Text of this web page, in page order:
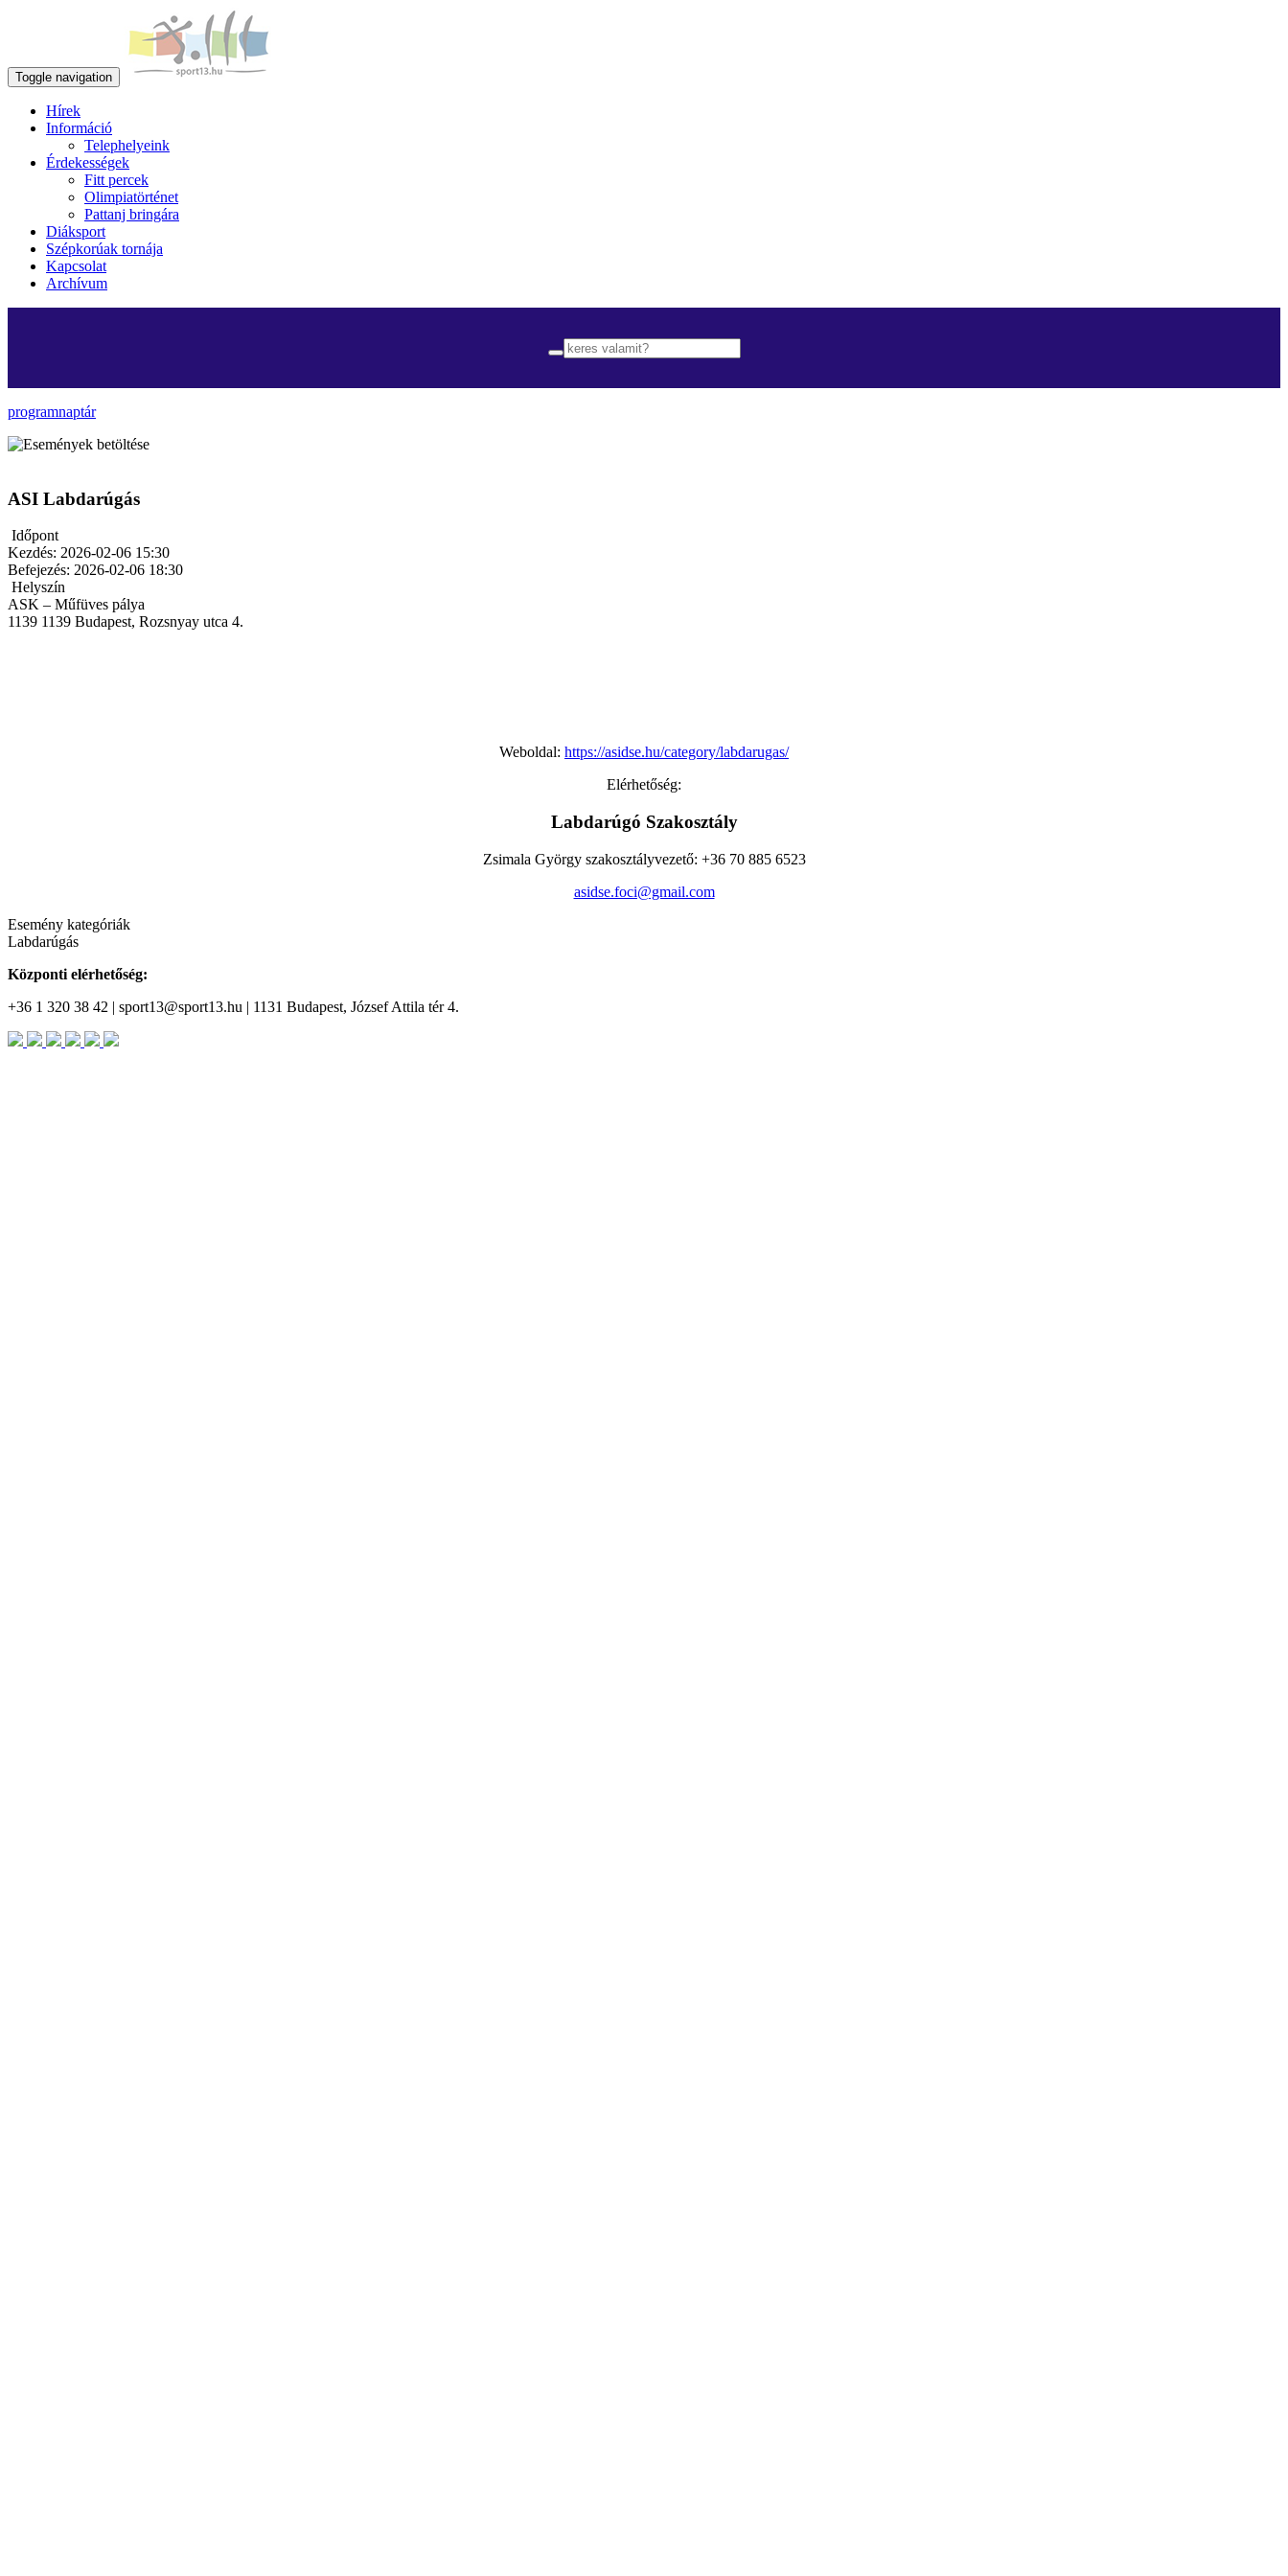
Toggle navigation
Hírek
Információ
Telephelyeink
Érdekességek
Fitt percek
Olimpiatörténet
Pattanj bringára
Diáksport
Szépkorúak tornája
Kapcsolat
Archívum
programnaptár
ASI Labdarúgás
Időpont
Kezdés: 2026-02-06 15:30
Befejezés: 2026-02-06 18:30
Helyszín
ASK – Műfüves pálya
1139 1139 Budapest, Rozsnyay utca 4.
Weboldal: https://asidse.hu/category/labdarugas/
Elérhetőség:
Labdarúgó Szakosztály
Zsimala György szakosztályvezető: +36 70 885 6523
asidse.foci@gmail.com
Esemény kategóriák
Labdarúgás
Központi elérhetőség:
+36 1 320 38 42 | sport13@sport13.hu | 1131 Budapest, József Attila tér 4.